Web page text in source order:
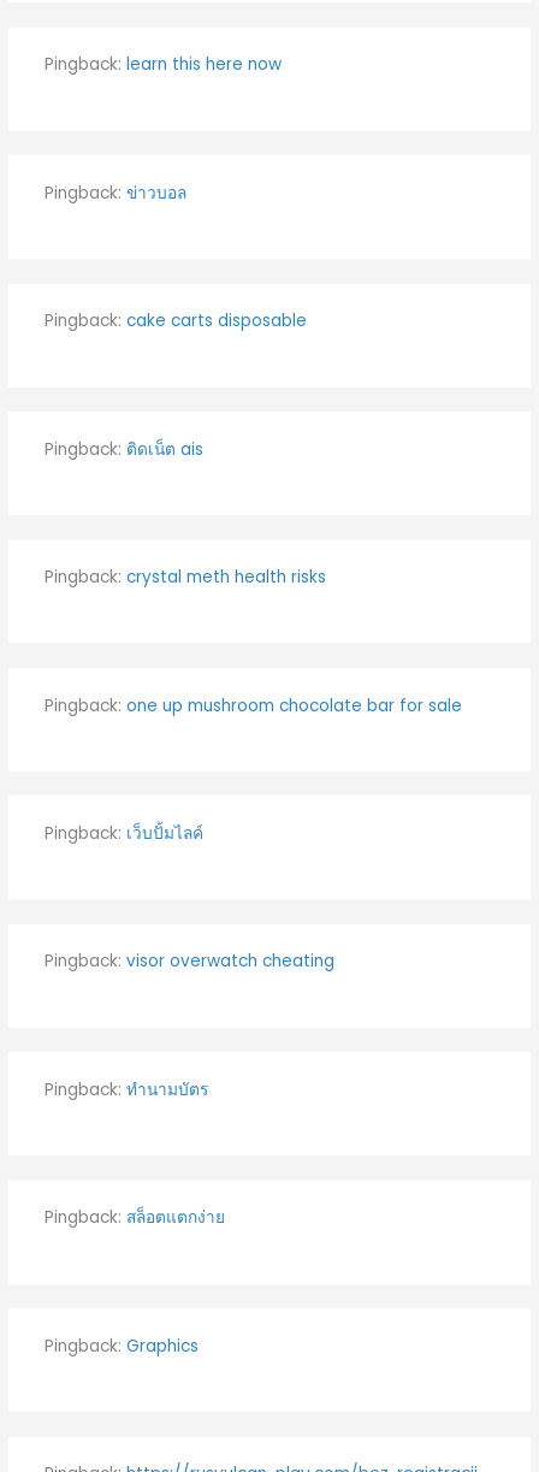
Pingback: learn this here now
Pingback: ข่าวบอล
Pingback: cake carts disposable
Pingback: ติดเน็ต ais
Pingback: crystal meth health risks
Pingback: one up mushroom chocolate bar for sale
Pingback: เว็บปั้มไลค์
Pingback: visor overwatch cheating
Pingback: ทำนามบัตร
Pingback: สล็อตแตกง่าย
Pingback: Graphics